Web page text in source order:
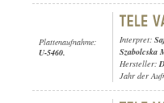
Plattenaufnahme:
U-5460.
Interpret:
Szabolcska
Hersteller:
Jahr der